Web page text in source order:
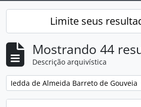
Limite seus
Mostrando 44
Descrição arquivística
Remover filtro:
Iedda de Almeida Barreto de Gouveia